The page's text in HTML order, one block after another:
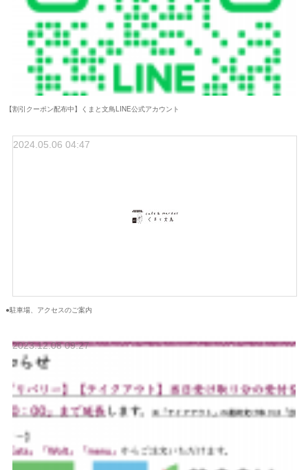
【割引クーポン配布中】くまと文鳥LINE公式アカウント
●駐車場、アクセスのご案内
2024.05.06 04:47
2023.12.08 09:27